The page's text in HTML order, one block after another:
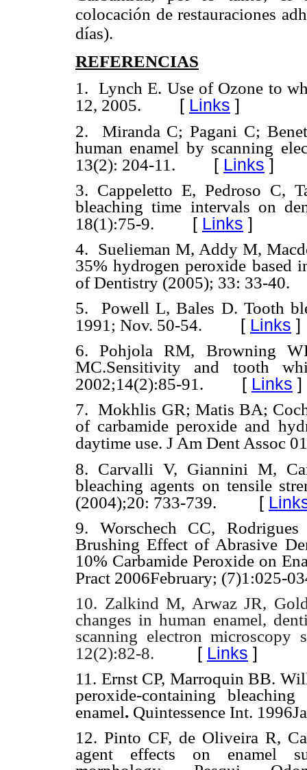
colocación de restauraciones
días).
REFERENCIAS
1. Lynch E. Use of Ozone to
12, 2005. [ Links ]
2. Miranda C; Pagani C;
human enamel by scanning
13(2): 204-11. [ Links ]
3. Cappeletto E, Pedroso C,
bleaching time intervals on
18(1):75-9. [ Links ]
4. Suelieman M, Addy M,
35% hydrogen peroxide based
of Dentistry (2005); 33: 33-40.
5. Powell L, Bales D. Tooth
1991; Nov. 50-54. [ Links ]
6. Pohjola RM, Browning
MC.Sensitivity and tooth
2002;14(2):85-91. [ Links ]
7.Mokhlis GR; Matis BA;
of carbamide peroxide and
daytime use. J Am Dent Assoc
8. Carvalli V, Giannini M,
bleaching agents on tensile
(2004);20: 733-739.
[
9. Worschech CC,
Brushing Effect of Abrasive
10% Carbamide Peroxide on
Pract 2006February; (7)1:025-
10. Zalkind M, Arwaz JR,
changes in human enamel,
scanning electron microscopy
12(2):82-8. [ Links ]
11. Ernst CP, Marroquin BB.
peroxide-containing
enamel. Quintessence Int.
12. Pinto CF, de Oliveira R,
agent effects on enamel